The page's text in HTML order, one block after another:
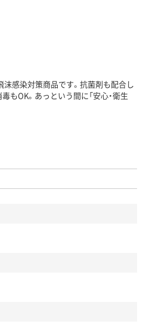
感染対策商品です。抗菌剤も配合し
もOK。あっという間に「安心・衛生